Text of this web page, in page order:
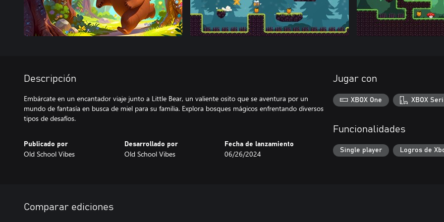
Descripción
Embárcate en un encantador viaje junto a Little Bear, un valiente osito que se aventura por un
mundo de fantasía en busca de miel para su familia. Explora bosques mágicos enfrentando diversos
tipos de desafíos.
Publicado por
Old School Vibes
Desarrollado por
Old School Vibes
Fecha de lanzamiento
06/26/2024
Jugar con
XBOX One XBOX
Funcionalidades
Single player Logros de
Comparar ediciones